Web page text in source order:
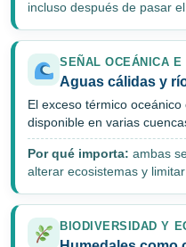
incluso después de pasar
SEÑAL OCEÁNICA E
Aguas cálidas y
El exceso térmico
disponible en varias
Por qué importa: ambas
alterar ecosistemas y
BIODIVERSIDAD Y